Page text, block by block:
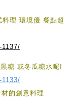
理 環境優 餐點超
糖 或冬瓜糖水呢!
的創意料理